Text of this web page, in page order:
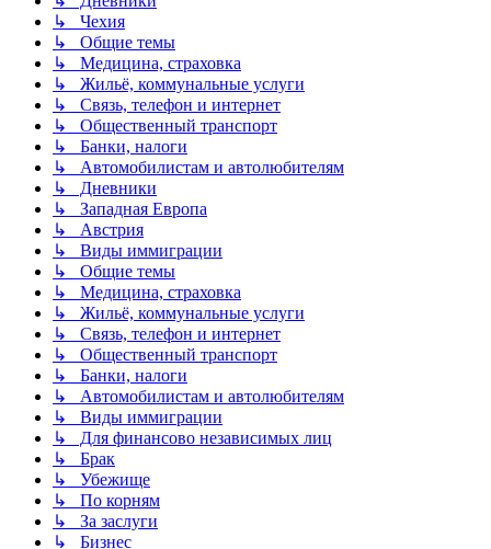
↳ Чехия
↳ Общие темы
↳ Медицина, страховка
↳ Жильё, коммунальные услуги
↳ Связь, телефон и интернет
↳ Общественный транспорт
↳ Банки, налоги
↳ Автомобилистам и автолюбителям
↳ Дневники
↳ Западная Европа
↳ Австрия
↳ Виды иммиграции
↳ Общие темы
↳ Медицина, страховка
↳ Жильё, коммунальные услуги
↳ Связь, телефон и интернет
↳ Общественный транспорт
↳ Банки, налоги
↳ Автомобилистам и автолюбителям
↳ Виды иммиграции
↳ Для финансово независимых лиц
↳ Брак
↳ Убежище
↳ По корням
↳ За заслуги
↳ Бизнес